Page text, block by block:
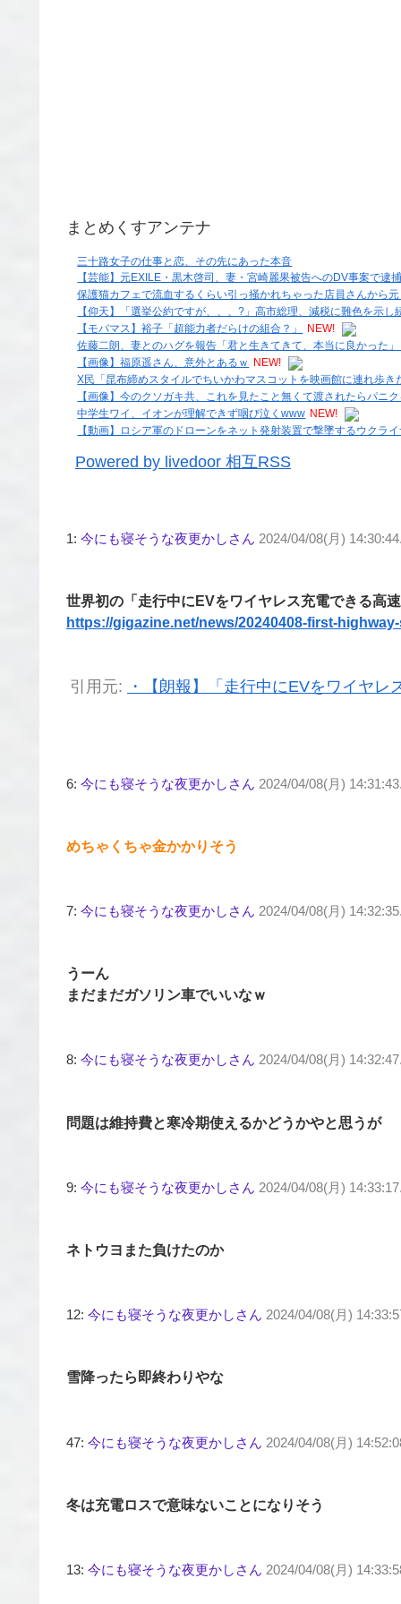
まとめくすアンテナ
三十路女子の仕事と恋、その先にあった本音
【芸能】元EXILE・黒木啓司、妻・宮崎麗果被告へのDV事案で逮
保護猫カフェで流血するくらい引っ掻かれちゃった店員さんから
【仰天】「選挙公約ですが、、、?」高市総理、減税に難色を示
【モバマス】裕子「超能力者だらけの組合？」
NEW!
佐藤二朗、妻とのハグを報告「君と生きてきて、本当に良かった
【画像】福原遥さん、意外とあるｗ
NEW!
X民「昆布締めスタイルでちいかわマスコットを映画館に連れ歩き
【画像】今のクソガキ共、これを見たこと無くて渡されたらパニ
中学生ワイ、イオンが理解できず咽び泣くwww NEW!
【動画】ロシア軍のドローンをネット発射装置で撃墜するウクラ
Powered by livedoor 相互RSS
1: 今にも寝そうな夜更かしさん 2024/04/08(月)
世界初の「走行中にEVをワイヤレス充電できる高
https://gigazine.net/news/20240408-first-
引用元: ・【朗報】「走行中にEVをワイヤ
6: 今にも寝そうな夜更かしさん 2024/04/08(月)
めちゃくちゃ金かかりそう
7: 今にも寝そうな夜更かしさん 2024/04/08(月)
うーん
まだまだガソリン車でいいなｗ
8: 今にも寝そうな夜更かしさん 2024/04/08(月)
問題は維持費と寒冷期使えるかどうかやと思うが
9: 今にも寝そうな夜更かしさん 2024/04/08(月)
ネトウヨまた負けたのか
12: 今にも寝そうな夜更かしさん 2024/04/08(月)
雪降ったら即終わりやな
47: 今にも寝そうな夜更かしさん 2024/04/08(月)
冬は充電ロスで意味ないことになりそう
13: 今にも寝そうな夜更かしさん 2024/04/08(月)